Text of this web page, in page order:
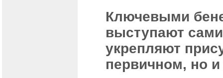
Ключевыми
выступают
укрепляют
первичном, но